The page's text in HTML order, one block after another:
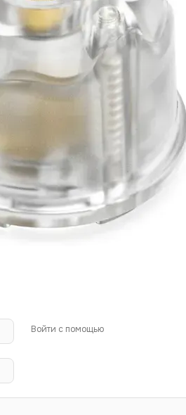
Войти с помощью